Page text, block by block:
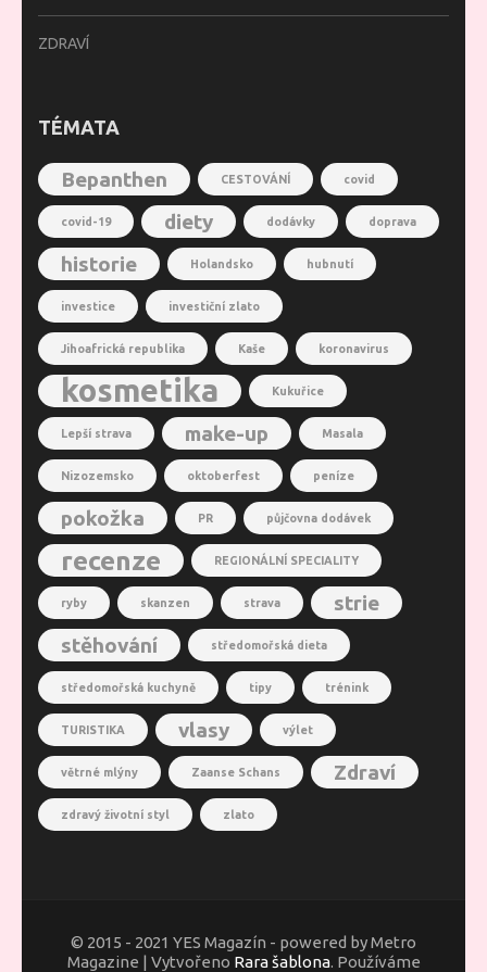
ZDRAVÍ
TÉMATA
Bepanthen CESTOVÁNÍ covid
covid-19 diety dodávky doprava
historie Holandsko hubnutí
investice investiční zlato
Jihoafrická republika Kaše koronavirus
kosmetika Kukuřice
Lepší strava make-up Masala
Nizozemsko oktoberfest peníze
pokožka PR půjčovna dodávek
recenze REGIONÁLNÍ SPECIALITY
ryby skanzen strava
strie
stěhování
středomořská dieta
středomořská kuchyně tipy trénink
TURISTIKA vlasy výlet
větrné mlýny Zaanse Schans Zdraví
zdravý životní styl zlato
© 2015 - 2021 YES Magazín - powered by Metro
Magazine | Vytvořeno Rara šablona. Používáme